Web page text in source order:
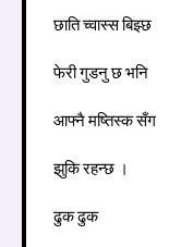
छाति च्वास्स बिझ्छ
फेरी गुडनु छ भनि
आफ्नै मष्तिस्क सँग
झुकि रहन्छ ।
ढुक ढुक